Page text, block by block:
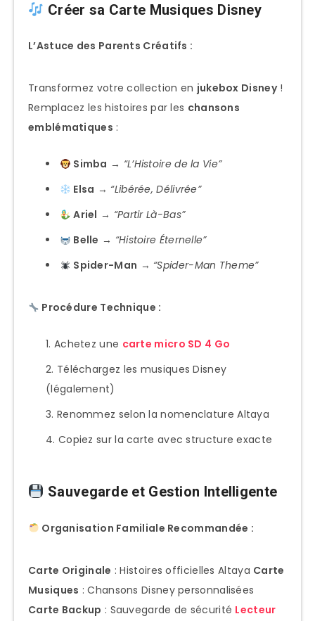
Créer sa Carte Musiques Disney
L’Astuce des Parents Créatifs :
Transformez votre collection en jukebox Disney!
Remplacez les histoires par les chansons
emblématiques :
Simba → “L’Histoire de la Vie”
Elsa → “Libérée, Délivrée”
Ariel → “Partir Là-Bas”
Belle → “Histoire Éternelle”
Spider-Man → “Spider-Man Theme”
Procédure Technique :
Achetez une carte micro SD 4 Go
Téléchargez les musiques Disney
(légalement)
Renommez selon la nomenclature Altaya
Copiez sur la carte avec structure exacte
Sauvegarde et Gestion Intelligente
Organisation Familiale Recommandée :
Carte Originale : Histoires officielles Altaya Carte
Musiques : Chansons Disney personnalisées
Carte Backup : Sauvegarde de sécurité Lecteur